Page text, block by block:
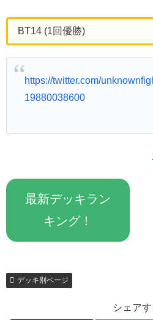
BT14 (1回優勝)
https://twitter.com/
19880038600
最新デッキラン
キング！
デッキ別ページ
シェアす